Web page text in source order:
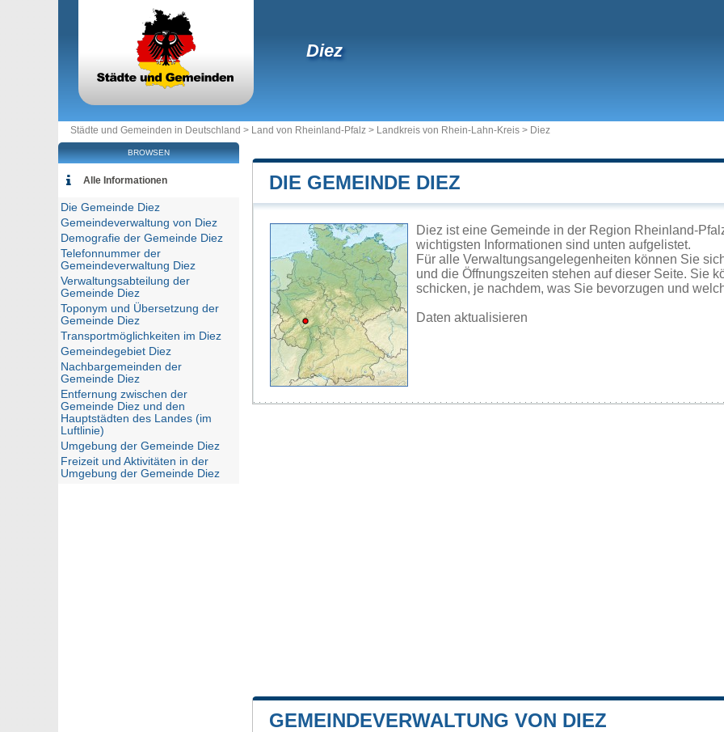
Diez
Städte und Gemeinden in Deutschland > Land von Rheinland-Pfalz > Landkreis von Rhein-Lahn-Kreis > Diez
DIE GEMEINDE DIEZ
Diez ist eine Gemeinde in der Region Rheinland-
wichtigsten Informationen sind unten aufgelistet.
Für alle Verwaltungsangelegenheiten können Sie
und die Öffnungszeiten stehen auf dieser Seite. Sie
schicken, je nachdem, was Sie bevorzugen und
Daten aktualisieren
GEMEINDEVERWALTUNG VON DIEZ
BROWSEN
Alle Informationen
Die Gemeinde Diez
Gemeindeverwaltung von Diez
Demografie der Gemeinde Diez
Telefonnummer der
Gemeindeverwaltung Diez
Verwaltungsabteilung der
Gemeinde Diez
Toponym und Übersetzung der
Gemeinde Diez
Transportmöglichkeiten im Diez
Gemeindegebiet Diez
Nachbargemeinden der
Gemeinde Diez
Entfernung zwischen der
Gemeinde Diez und den
Hauptstädten des Landes (im
Luftlinie)
Umgebung der Gemeinde Diez
Freizeit und Aktivitäten in der
Umgebung der Gemeinde Diez